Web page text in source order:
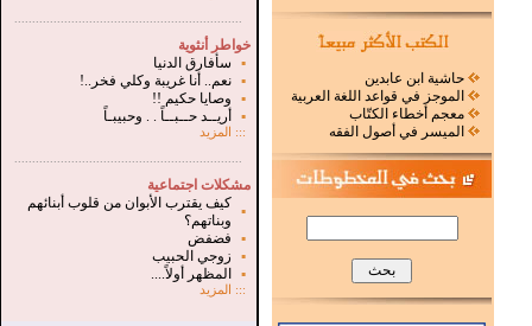
خواطر أنثوية
▪
سأفارق الدنيا
▪
نعم.. أنا غريبة وكلي فخر..!
▪
وصايا حكيم !!
▪
أريــد حــبــاً . . وحبيبـاً
:::
المزيد
مشكلات اجتماعية
▪
كيف يقترب الأبوان من قلوب أبنائهم
وبناتهم؟
▪
فضفض
▪
زوجي الحبيب
▪
المظهر أولاً....
::: المزيد
حاشية ابن عابدين
الموجز في قواعد اللغة العربية
معجم أخطاء الكتّاب
الميسر في أصول الفقه